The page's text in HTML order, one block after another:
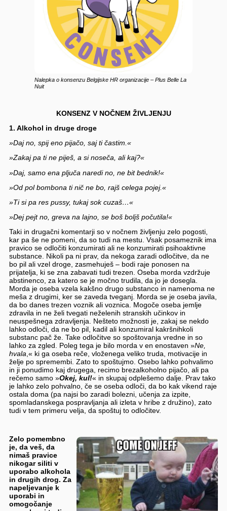
Nalepka o konsenzu Belgijske HR organizacije – Plus Belle La
Nuit
KONSENZ V NOČNEM ŽIVLJENJU
1. Alkohol in druge droge
»Daj no, spij eno pijačo, saj ti častim.«
»Zakaj pa ti ne piješ, a si noseča, ali kaj?«
»Daj, samo ena pljuča naredi no, ne bit bednik!«
»Od pol bombona ti nič ne bo, rajš celega pojej.«
»Ti si pa res pussy, tukaj sok cuzaš…«
»Dej pejt no, greva na lajno, se boš boljš počutila!«
Taki in drugačni komentarji so v nočnem življenju zelo pogosti,
kar pa še ne pomeni, da so tudi na mestu. Vsak posameznik ima
pravico se odločiti konzumirati ali ne konzumirati psihoaktivne
substance. Nikoli pa ni prav, da nekoga zaradi odločitve, da ne
bo pil ali vzel droge, zasmehuješ – bodi raje ponosen na
prijatelja, ki se zna zabavati tudi trezen. Oseba morda vzdržuje
abstinenco, za katero se je močno trudila, da jo je dosegla.
Morda je oseba vzela kakšno drugo substanco in namenoma ne
meša z drugimi, ker se zaveda tveganj. Morda se je oseba javila,
da bo danes trezen voznik ali voznica. Mogoče oseba jemlje
zdravila in ne želi tvegati neželenih stranskih učinkov in
neuspešnega zdravljenja. Nešteto možnosti je, zakaj se nekdo
lahko odloči, da ne bo pil, kadil ali konzumiral kakršnihkoli
substanc pač že. Take odločitve so spoštovanja vredne in so
lahko za zgled. Poleg tega je bilo morda v en enostaven »Ne,
hvala,« ki ga oseba reče, vloženega veliko truda, motivacije in
želje po spremembi. Zato to spoštujmo. Osebo lahko pohvalimo
in ji ponudimo kaj drugega, recimo brezalkoholno pijačo, ali pa
rečemo samo »Okej, kul!« in skupaj odplešemo dalje. Prav tako
je lahko zelo pohvalno, če se oseba odloči, da bo kak vikend raje
ostala doma (pa najsi bo zaradi bolezni, učenja za izpite,
spomladanskega pospravljanja ali izleta v hribe z družino), zato
tudi v tem primeru velja, da spoštuj to odločitev.
Zelo pomembno
je, da veš, da
nimaš pravice
nikogar siliti v
uporabo alkohola
in drugih drog. Za
napeljevanje k
uporabi in
omogočanje